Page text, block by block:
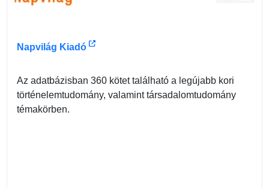
Napvilág Kiadó
Az adatbázisban 360 kötet található a legújabb kori
történelemtudomány, valamint társadalomtudomány
témakörben.